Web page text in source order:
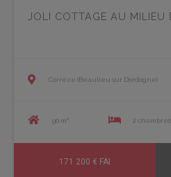
JOLI COTTAGE AU MILIEU
Corrèze (Beaulieu sur Dordogne)
90 m² 2
171 200 € FAI